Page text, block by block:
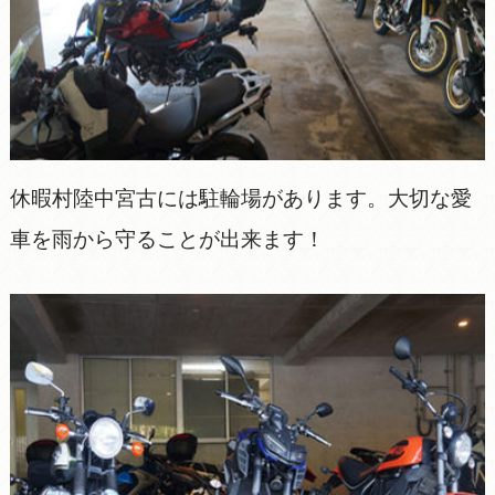
休暇村陸中宮古には駐輪場があります。大切な愛
車を雨から守ることが出来ます！